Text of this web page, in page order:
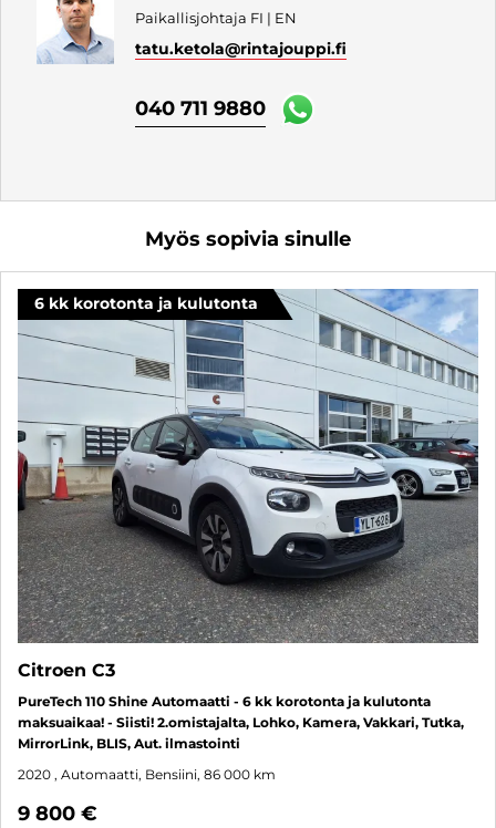
Paikallisjohtaja FI | EN
tatu.ketola@rintajouppi.fi
040 711 9880
Myös sopivia sinulle
6 kk korotonta ja kulutonta
Citroen C3
PureTech 110 Shine Automaatti - 6 kk korotonta ja kulutonta
maksuaikaa! - Siisti! 2.omistajalta, Lohko, Kamera, Vakkari, Tutka,
MirrorLink, BLIS, Aut. ilmastointi
2020 , Automaatti, Bensiini, 86 000 km
9 800 €